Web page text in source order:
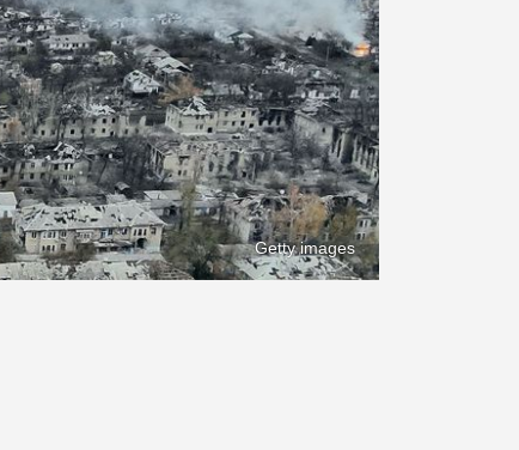
Getty images